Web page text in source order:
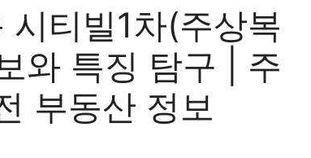
티빌1차(주상복
와 특징 탐구 | 주
부동산 정보